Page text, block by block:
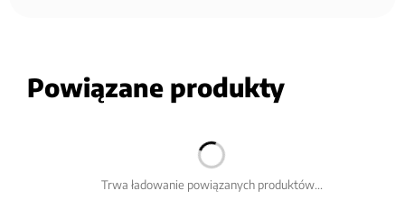
Powiązane produkty
Trwa ładowanie powiązanych produktów...